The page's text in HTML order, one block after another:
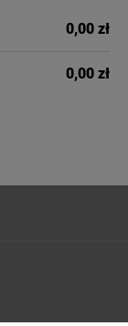
0,00 zł
0,00 zł